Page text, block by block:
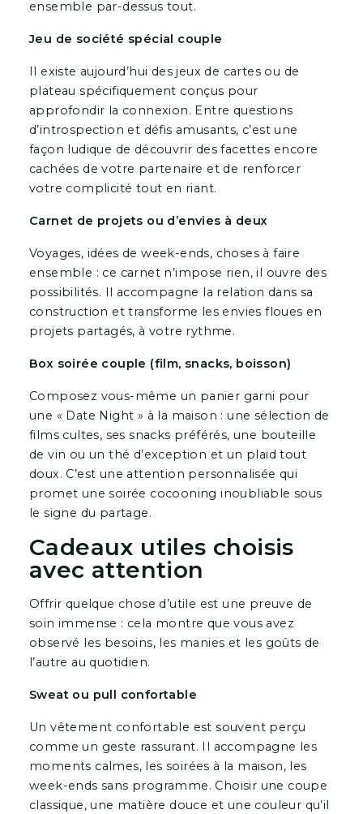
ensemble par-dessus tout.
Jeu de société spécial couple
Il existe aujourd’hui des jeux de cartes ou de
plateau spécifiquement conçus pour
approfondir la connexion. Entre questions
d’introspection et défis amusants, c’est une
façon ludique de découvrir des facettes encore
cachées de votre partenaire et de renforcer
votre complicité tout en riant.
Carnet de projets ou d’envies à deux
Voyages, idées de week-ends, choses à faire
ensemble : ce carnet n’impose rien, il ouvre des
possibilités. Il accompagne la relation dans sa
construction et transforme les envies floues en
projets partagés, à votre rythme.
Box soirée couple (film, snacks, boisson)
Composez vous-même un panier garni pour
une « Date Night » à la maison : une sélection de
films cultes, ses snacks préférés, une bouteille
de vin ou un thé d’exception et un plaid tout
doux. C’est une attention personnalisée qui
promet une soirée cocooning inoubliable sous
le signe du partage.
Cadeaux utiles choisis
avec attention
Offrir quelque chose d’utile est une preuve de
soin immense : cela montre que vous avez
observé les besoins, les manies et les goûts de
l’autre au quotidien.
Sweat ou pull confortable
Un vêtement confortable est souvent perçu
comme un geste rassurant. Il accompagne les
moments calmes, les soirées à la maison, les
week-ends sans programme. Choisir une coupe
classique, une matière douce et une couleur qu’il